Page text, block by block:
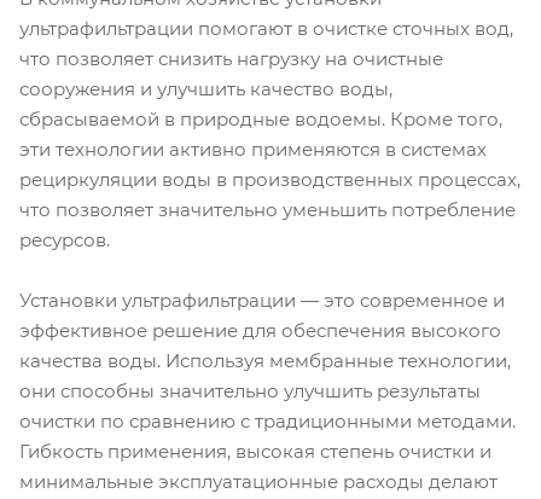
ультрафильтрации помогают в очистке сточных вод,
что позволяет снизить нагрузку на очистные
сооружения и улучшить качество воды,
сбрасываемой в природные водоемы. Кроме того,
эти технологии активно применяются в системах
рециркуляции воды в производственных процессах,
что позволяет значительно уменьшить потребление
ресурсов.
Установки ультрафильтрации — это современное и
эффективное решение для обеспечения высокого
качества воды. Используя мембранные технологии,
они способны значительно улучшить результаты
очистки по сравнению с традиционными методами.
Гибкость применения, высокая степень очистки и
минимальные эксплуатационные расходы делают